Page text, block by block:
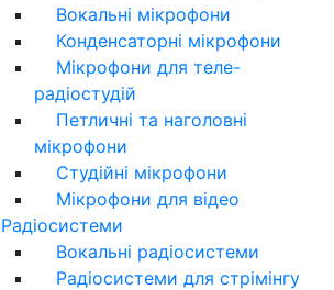
Вокальні мікрофони
Конденсаторні мікрофони
Мікрофони для теле-
радіостудій
Петличні та наголовні
мікрофони
Студійні мікрофони
Мікрофони для відео
Радіосистеми
Вокальні радіосистеми
Радіосистеми для стрімінгу